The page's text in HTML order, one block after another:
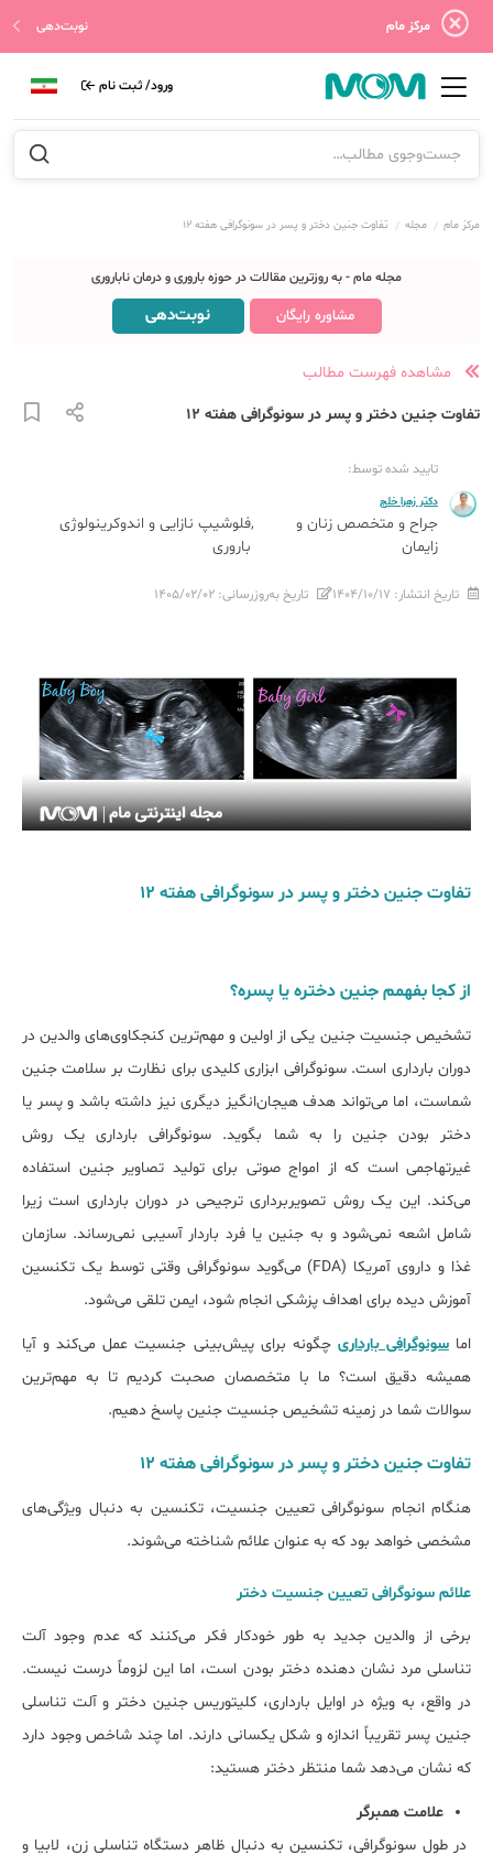
مرکز مام نوبت‌دهی
ورود/ ثبت نام
مرکز مام مجله تفاوت جنین دختر و پسر در سونوگرافی هفته 12
مجله مام - به روزترین مقالات در حوزه باروری و درمان ناباروری
مشاوره رایگان نوبت‌دهی
مشاهده فهرست مطالب
تفاوت جنین دختر و پسر در سونوگرافی هفته 12
تایید شده توسط:
دکتر زهرا خلج
جراح و متخصص زنان و
زایمان
فلوشیپ نازایی و اندوکرینولوژی
باروری
تاریخ انتشار: ۱۴۰۴/۱۰/۱۷ تاریخ به‌روزرسانی: ۱۴۰۵/۰۲/۰۲
تفاوت جنین دختر و پسر در سونوگرافی هفته 12
از کجا بفهمم جنین دختره یا پسره؟
تشخیص جنسیت جنین یکی از اولین و مهم‌ترین کنجکاوی‌های والدین در
دوران بارداری است. سونوگرافی ابزاری کلیدی برای نظارت بر سلامت جنین
شماست، اما می‌تواند هدف هیجان‌انگیز دیگری نیز داشته باشد و پسر یا
دختر بودن جنین را به شما بگوید. سونوگرافی بارداری یک روش
غیرتهاجمی است که از امواج صوتی برای تولید تصاویر جنین استفاده
می‌کند. این یک روش تصویربرداری ترجیحی در دوران بارداری است زیرا
شامل اشعه نمی‌شود و به جنین یا فرد باردار آسیبی نمی‌رساند. سازمان
غذا و داروی آمریکا (FDA) می‌گوید سونوگرافی وقتی توسط یک تکنسین
آموزش دیده برای اهداف پزشکی انجام شود، ایمن تلقی می‌شود.
اماسونوگرافی بارداری چگونه برای پیش‌بینی جنسیت عمل می‌کند و آیا
همیشه دقیق است؟ ما با متخصصان صحبت کردیم تا به مهم‌ترین
سوالات شما در زمینه تشخیص جنسیت جنین پاسخ دهیم.
تفاوت جنین دختر و پسر در سونوگرافی هفته 12
هنگام انجام سونوگرافی تعیین جنسیت، تکنسین به دنبال ویژگی‌های
مشخصی خواهد بود که به عنوان علائم شناخته می‌شوند.
علائم سونوگرافی تعیین جنسیت دختر
برخی از والدین جدید به طور خودکار فکر می‌کنند که عدم وجود آلت
تناسلی مرد نشان دهنده دختر بودن است، اما این لزوماً درست نیست.
در واقع، به ویژه در اوایل بارداری، کلیتوریس جنین دختر و آلت تناسلی
جنین پسر تقریباً اندازه و شکل یکسانی دارند. اما چند شاخص وجود دارد
که نشان می‌دهد شما منتظر دختر هستید:
علامت همبرگر
در طول سونوگرافی، تکنسین به دنبال ظاهر دستگاه تناسلی زن، لابیا و